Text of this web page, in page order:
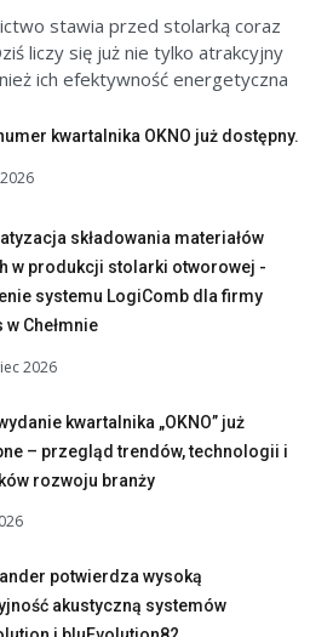
stawia przed stolarką coraz
liczy się już nie tylko atrakcyjny
ich efektywność energetyczna
kwartalnika OKNO już dostępny.
składowania materiałów
w produkcji stolarki otworowej -
systemu LogiComb dla firmy
w Chełmnie
2026
kwartalnika „OKNO” już
– przegląd trendów, technologii i
rozwoju branży
potwierdza wysoką
akustyczną systemów